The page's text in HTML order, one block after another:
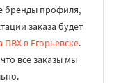
бренды профиля,
заказа будет
ПВХ в Егорьевске.
все заказы мы